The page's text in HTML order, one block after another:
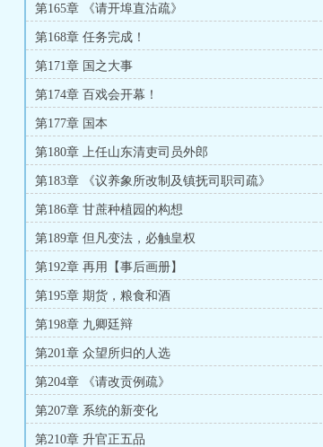
第165章 《请开埠直沽疏》
第168章 任务完成！
第171章 国之大事
第174章 百戏会开幕！
第177章 国本
第180章 上任山东清吏司员外郎
第183章 《议养象所改制及镇抚司职司疏》
第186章 甘蔗种植园的构想
第189章 但凡变法，必触皇权
第192章 再用【事后画册】
第195章 期货，粮食和酒
第198章 九卿廷辩
第201章 众望所归的人选
第204章 《请改贡例疏》
第207章 系统的新变化
第210章 升官正五品